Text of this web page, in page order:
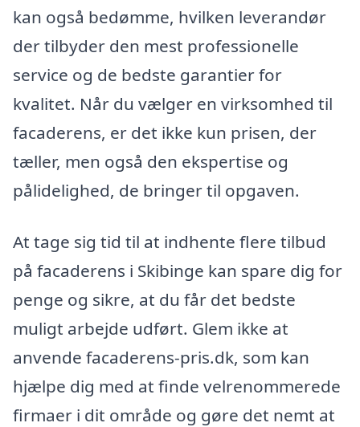
kan også bedømme, hvilken leverandør
der tilbyder den mest professionelle
service og de bedste garantier for
kvalitet. Når du vælger en virksomhed til
facaderens, er det ikke kun prisen, der
tæller, men også den ekspertise og
pålidelighed, de bringer til opgaven.
At tage sig tid til at indhente flere tilbud
på facaderens i Skibinge kan spare dig for
penge og sikre, at du får det bedste
muligt arbejde udført. Glem ikke at
anvende facaderens-pris.dk, som kan
hjælpe dig med at finde velrenommerede
firmaer i dit område og gøre det nemt at